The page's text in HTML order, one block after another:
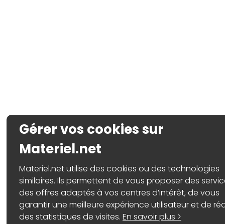
Gérer vos cookies sur
Materiel.net
Materiel.net utilise des cookies ou des technologies
similaires. Ils permettent de vous proposer des
des offres adaptés à vos centres d’intérêt, de vous
garantir une meilleure expérience utilisateur et de
des statistiques de visites.En savoir plus >